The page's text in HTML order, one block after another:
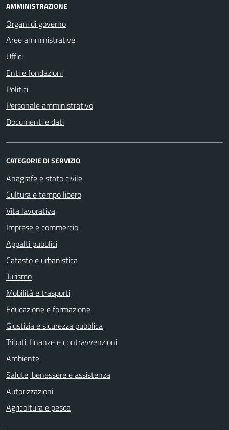
AMMINISTRAZIONE
Organi di governo
Aree amministrative
Uffici
Enti e fondazioni
Politici
Personale amministrativo
Documenti e dati
CATEGORIE DI SERVIZIO
Anagrafe e stato civile
Cultura e tempo libero
Vita lavorativa
Imprese e commercio
Appalti pubblici
Catasto e urbanistica
Turismo
Mobilità e trasporti
Educazione e formazione
Giustizia e sicurezza pubblica
Tributi, finanze e contravvenzioni
Ambiente
Salute, benessere e assistenza
Autorizzazioni
Agricoltura e pesca